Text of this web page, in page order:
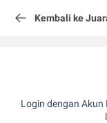
Kembali ke
Login dengan Akun